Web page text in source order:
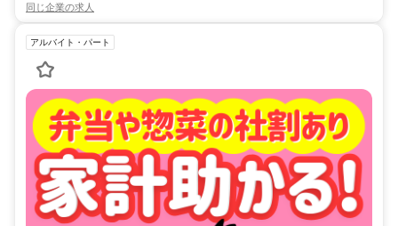
同じ企業の求人
アルバイト・パート